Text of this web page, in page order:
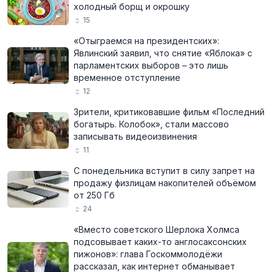
холодный борщ и окрошку
15
«Отыграемся на президентских»:
Явлинский заявил, что снятие «Яблока» с
парламентских выборов – это лишь
временное отступление
12
Зрители, критиковавшие фильм «Последний
богатырь. Колобок», стали массово
записывать видеоизвинения
11
С понедельника вступит в силу запрет на
продажу физлицам накопителей объёмом
от 250 Гб
24
«Вместо советского Шерлока Холмса
подсовывает каких-то англосаксонских
пижонов»: глава Госкоммолодёжи
рассказал, как интернет обманывает